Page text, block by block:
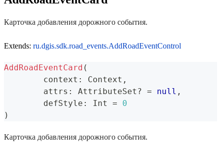
Карточка добавления дорожного события.
Extends: ru.dgis.sdk.road_events.AddRoadEventControl
AddRoadEventCard (
	context
: Context ,
	attrs
: AttributeSet ? = null ,
	defStyle
: Int =
0
)
Карточка добавления дорожного события.